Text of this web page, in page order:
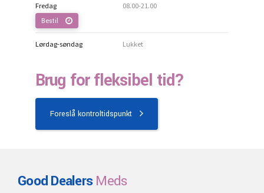
Fredag 08.00-21.00
Bestil
Lørdag-søndag Lukket
Brug for fleksibel tid?
Foreslå kontroltidspunkt
Good DealersMeds